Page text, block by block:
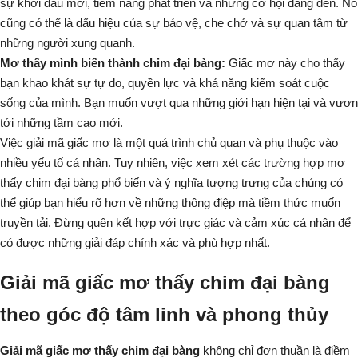
sự khởi đầu mới, tiềm năng phát triển và những cơ hội đang đến. Nó
cũng có thể là dấu hiệu của sự bảo vệ, che chở và sự quan tâm từ
những người xung quanh.
Mơ thấy mình biến thành chim đại bàng: Giấc mơ này cho thấy
bạn khao khát sự tự do, quyền lực và khả năng kiểm soát cuộc
sống của mình. Bạn muốn vượt qua những giới hạn hiện tại và vươn
tới những tầm cao mới.
Việc giải mã giấc mơ là một quá trình chủ quan và phụ thuộc vào
nhiều yếu tố cá nhân. Tuy nhiên, việc xem xét các trường hợp mơ
thấy chim đại bàng phổ biến và ý nghĩa tượng trưng của chúng có
thể giúp bạn hiểu rõ hơn về những thông điệp mà tiềm thức muốn
truyền tải. Đừng quên kết hợp với trực giác và cảm xúc cá nhân để
có được những giải đáp chính xác và phù hợp nhất.
Giải mã giấc mơ thấy chim đại bàng
theo góc độ tâm linh và phong thủy
Giải mã giấc mơ thấy chim đại bàng không chỉ đơn thuần là điềm